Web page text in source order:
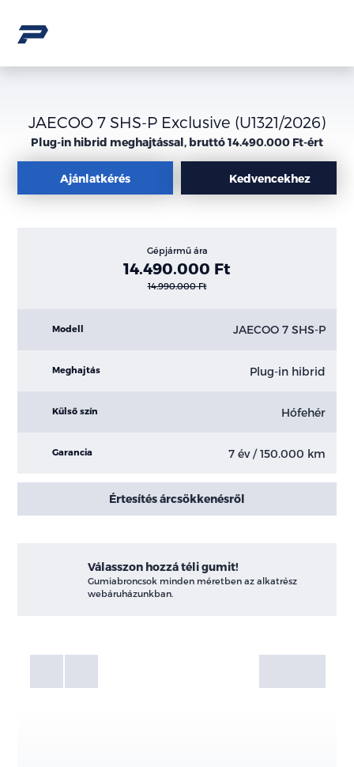
JAECOO 7 SHS-P Exclusive (U1321/2026)
Plug-in hibrid meghajtással, bruttó 14.490.000 Ft-ért
Ajánlatkérés Kedvencekhez
Gépjármű ára
14.490.000 Ft
14.990.000 Ft
Modell JAECOO 7 SHS-P
Meghajtás Plug-in hibrid
Külső szín Hófehér
Garancia 7 év / 150.000 km
Értesítés árcsökkenésről
Válasszon hozzá téli gumit!
Gumiabroncsok minden méretben az alkatrész
webáruházunkban.
Galéria